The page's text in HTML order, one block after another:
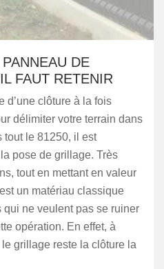
DE
FAUT RETENIR
d’une clôture à la fois
délimiter votre terrain dans
tout le 81250, il est
pose de grillage. Très
tout en mettant en valeur
un matériau classique
ne veulent pas se ruiner
opération. En effet, à
grillage reste la clôture la